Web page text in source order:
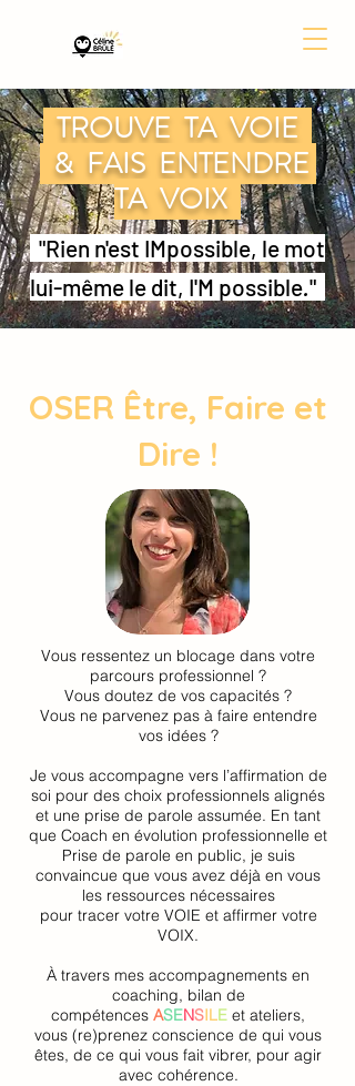
TROUVE TA VOIE
& FAIS ENTENDRE
TA VOIX
"Rien n'est IMpossible, le mot
lui-même le dit, I'M possible."
OSER Être, Faire et
Dire !
Vous ressentez un blocage dans votre
parcours professionnel ?
Vous doutez de vos capacités ?
Vous ne parvenez pas à faire entendre
vos idées ?
Je vous accompagne vers l’affirmation de
soi pour des choix professionnels alignés
et une prise de parole assumée. En tant
que Coach en évolution professionnelle et
Prise de parole en public, je suis
convaincue que vous avez déjà en vous
les ressources nécessaires
pour tracer votre VOIE et affirmer votre
VOIX.
À travers mes accompagnements en
coaching, bilan de
compétences ASENSILE et ateliers,
vous (re)prenez conscience de qui vous
êtes, de ce qui vous fait vibrer, pour agir
avec cohérence.